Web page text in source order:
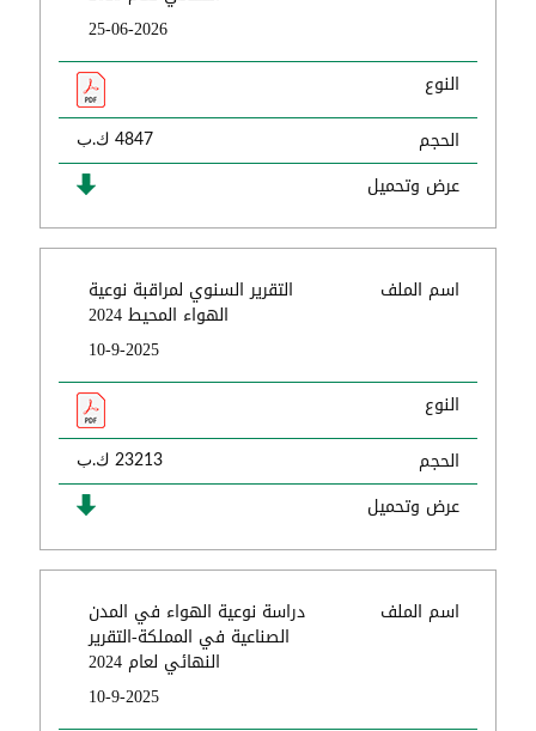
25-06-2026
النوع
الحجم
4847 ك.ب
عرض وتحميل
اسم الملف التقرير السنوي لمراقبة نوعية
الهواء المحيط 2024
10-9-2025
النوع
الحجم
23213 ك.ب
عرض وتحميل
اسم الملف دراسة نوعية الهواء في المدن
الصناعية في المملكة-التقرير
النهائي لعام 2024
10-9-2025